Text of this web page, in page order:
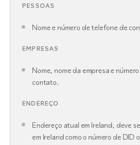
PESSOAS
Nome e número de telefone de
EMPRESAS
Nome, nome da empresa e
contato.
ENDEREÇO
Endereço atual em Ireland, deve
em Ireland como o número de DID